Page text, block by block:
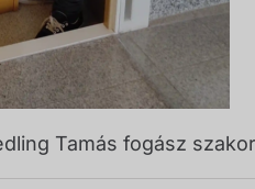
Tamás fogász